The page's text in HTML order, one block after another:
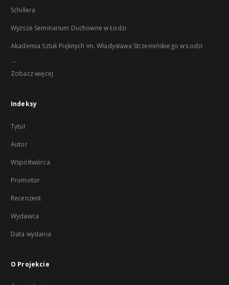
Schillera
Wyższe Seminarium Duchowne w Łodzi
Akademia Sztuk Pięknych im. Władysława Strzemińskiego w Łodzi
...
Zobacz więcej
Indeksy
Tytuł
Autor
Współtwórca
Promotor
Recenzent
Wydawca
Data wydania
O Projekcie